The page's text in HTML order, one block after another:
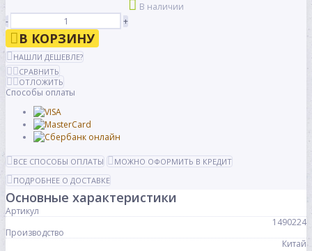
В наличии
-
+
В КОРЗИНУ
НАШЛИ ДЕШЕВЛЕ?
СРАВНИТЬ
ОТЛОЖИТЬ
Способы оплаты
ВСЕ СПОСОБЫ ОПЛАТЫ
МОЖНО ОФОРМИТЬ В КРЕДИТ
ПОДРОБНЕЕ О ДОСТАВКЕ
Основные характеристики
Артикул
1490224
Производство
Китай